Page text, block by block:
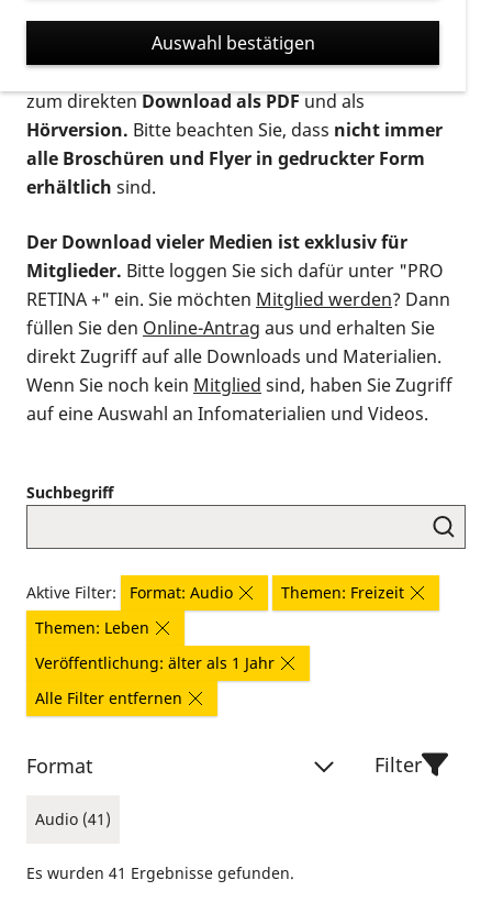
suchen. Die meisten Flyer und Broschüren werden in
verschiedenen Formaten angeboten: zur
postalischen Bestellung als gedruckte Variante
zum direktenDownload als PDFund als
Hörversion. Bitte beachten Sie, dass nicht immer
alle Broschüren und Flyer in gedruckter Form
erhältlich sind.
Der Download vieler Medien ist exklusiv für
Mitglieder. Bitte loggen Sie sich dafür unter "PRO
RETINA +" ein. Sie möchten Mitglied werden? Dann
füllen Sie den Online-Antrag aus und erhalten Sie
direkt Zugriff auf alle Downloads und Materialien.
Wenn Sie noch kein Mitglied sind, haben Sie Zugriff
auf eine Auswahl an Infomaterialien und Videos.
Suchbegriff
Aktive Filter: Format: Audio
Themen: Freizeit
Themen: Leben
Veröffentlichung: älter als 1 Jahr
Alle Filter entfernen
Format
Audio (41)
Filter
Es wurden 41 Ergebnisse gefunden.
Auswahl bestätigen